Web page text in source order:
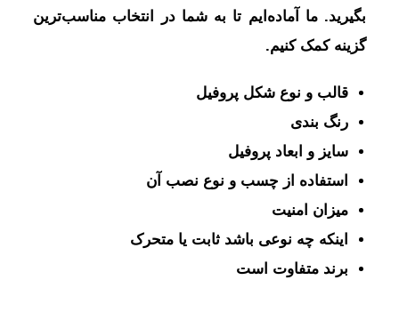
بگیرید. ما آماده‌ایم تا به شما در انتخاب مناسب‌ترین
گزینه کمک کنیم.
قالب و نوع شکل پروفیل
رنگ بندی
سایز و ابعاد پروفیل
استفاده از چسب و نوع نصب آن
میزان امنیت
اینکه چه نوعی باشد ثابت یا متحرک
برند متفاوت است